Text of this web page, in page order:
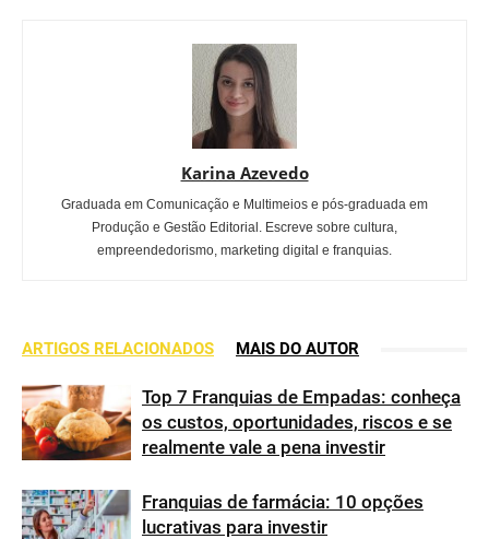
Karina Azevedo
Graduada em Comunicação e Multimeios e pós-graduada em
Produção e Gestão Editorial. Escreve sobre cultura,
empreendedorismo, marketing digital e franquias.
ARTIGOS RELACIONADOS MAIS DO AUTOR
Top 7 Franquias de Empadas: conheça
os custos, oportunidades, riscos e se
realmente vale a pena investir
Franquias de farmácia: 10 opções
lucrativas para investir